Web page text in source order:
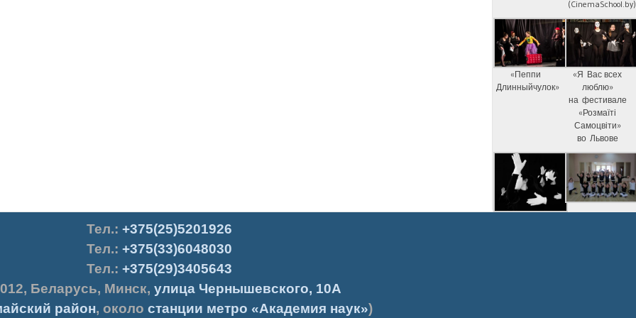
(CinemaSchool.by)
«Пеппи
Длинныйчулок»
«Я Вас всех
люблю»
на фестивале
«Розмаїті
Самоцвіти»
во Львове
Тел.: +375(25)5201926
Тел.: +375(33)6048030
Тел.: +375(29)3405643
, Беларусь, Минск, улица Чернышевского, 10А
район, около станции метро «Академия наук»)